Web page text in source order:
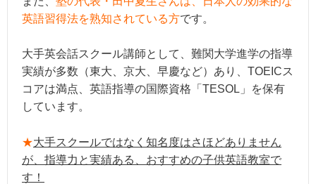
英語習得法を熟知されている方です。
大手英会話スクール講師として、難関大学進学の指導
実績が多数（東大、京大、早慶など）あり、TOEICス
コアは満点、英語指導の国際資格「TESOL」を保有
しています。
★大手スクールではなく知名度はさほどありません
が、指導力と実績ある、おすすめの子供英語教室で
す！